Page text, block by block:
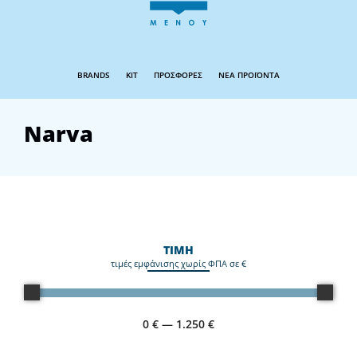
BRANDS KIT ΠΡΟΣΦΟΡΕΣ ΝΕΑ ΠΡΟΪΟΝΤΑ
Narva
ΤΙΜΗ
τιμές εμφάνισης χωρίς ΦΠΑ σε €
0 € — 1.250 €